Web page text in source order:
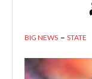
BIG NEWS STATE